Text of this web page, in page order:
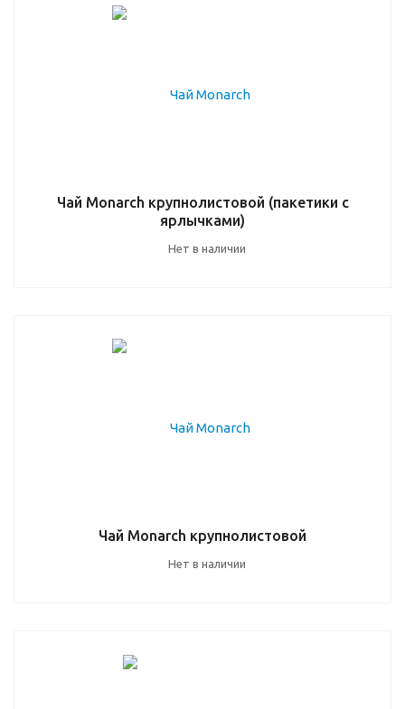
Чай Monarch крупнолистовой (пакетики с
ярлычками)
Нет в наличии
Чай Monarch крупнолистовой
Нет в наличии